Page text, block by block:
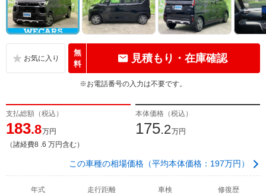
無
料
見積もり・在庫確認
※お電話番号の入力は不要です。
支払総額（税込）
183.8万円
（諸経費8 .6 万円含む）
本体価格（税込）
175.2万円
この車種の相場価格（平均本体価格：197万円）
年式 走行距離
車検
修復歴